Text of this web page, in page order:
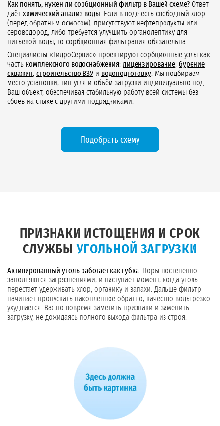
Как понять, нужен ли сорбционный фильтр в Вашей схеме? Ответ
даёт химический анализ воды . Если в воде есть свободный хлор
(перед обратным осмосом), присутствуют нефтепродукты или
сероводород, либо требуется улучшить органолептику для
питьевой воды, то сорбционная фильтрация обязательна.
Специалисты «ГидроСервис» проектируют сорбционные узлы как
часть комплексного водоснабжения: лицензирование, бурение
скважин, строительство ВЗУи водоподготовку . Мы подбираем
место установки, тип угля и объём загрузки индивидуально под
Ваш объект, обеспечивая стабильную работу всей системы без
сбоев на стыке с другими подрядчиками.
Подобрать схему
ПРИЗНАКИ ИСТОЩЕНИЯ И СРОК
СЛУЖБЫ УГОЛЬНОЙ ЗАГРУЗКИ
Активированный уголь работает как губка. Поры постепенно
заполняются загрязнениями, и наступает момент, когда уголь
перестаёт удерживать хлор, органику и запахи. Дальше фильтр
начинает пропускать накопленное обратно, качество воды резко
ухудшается. Важно вовремя заметить признаки и заменить
загрузку, не дожидаясь полного выхода фильтра из строя.